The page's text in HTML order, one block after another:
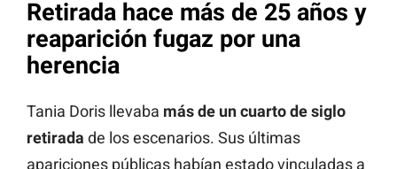
Retirada hace más de 25 años y
reaparición fugaz por una
herencia
Tania Doris llevaba más de un cuarto de siglo
retirada de los escenarios. Sus últimas
apariciones públicas habían estado vinculadas a